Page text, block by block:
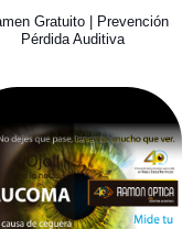
Gratuito | Prevención
Pérdida Auditiva